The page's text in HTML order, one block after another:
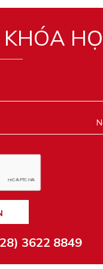
3622 8849